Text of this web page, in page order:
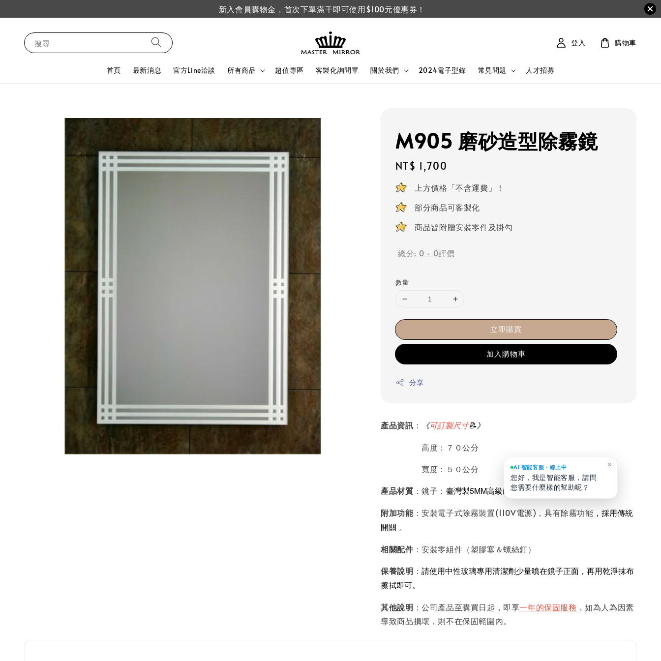
新入會員購物金，首次下單滿千即可使用$100元優惠券！
搜尋
首頁 最新消息 官方Line洽談 所有商品 超值專區 客製化詢問單 關於我們 2024電子型錄 常見問題 人才招募
登入 購物車
M905 磨砂造型除霧鏡
Regular
price
NT$ 1,700
上方價格「不含運費」！
部分商品可客製化
商品皆附贈安裝零件及掛勾
總分: 0 - 0評價
數量
立即購買
加入購物車
分享
產品資訊 ： 《可訂製尺寸📝》
高度：７０公分
寬度：５０公分
產品材質 ：鏡子： 臺灣製5MM高級耐蝕無銅明鏡
附加功能：安裝電子式除霧裝置(110V電源)，具有除霧功能 ，採用傳統
開關 。
相關配件：安裝零組件（塑膠塞＆螺絲釘）
保養說明 ：請使用中性玻璃專用清潔劑少量噴在鏡子正面，再用乾淨抹布
擦拭即可。
其他說明 ：公司產品至購買日起，即享一年的保固服務 ，如為人為因素
導致商品損壞，則不在保固範圍內。
AI 智能客服・線上中
您好，我是智能客服，請問
您需要什麼樣的幫助呢？
×